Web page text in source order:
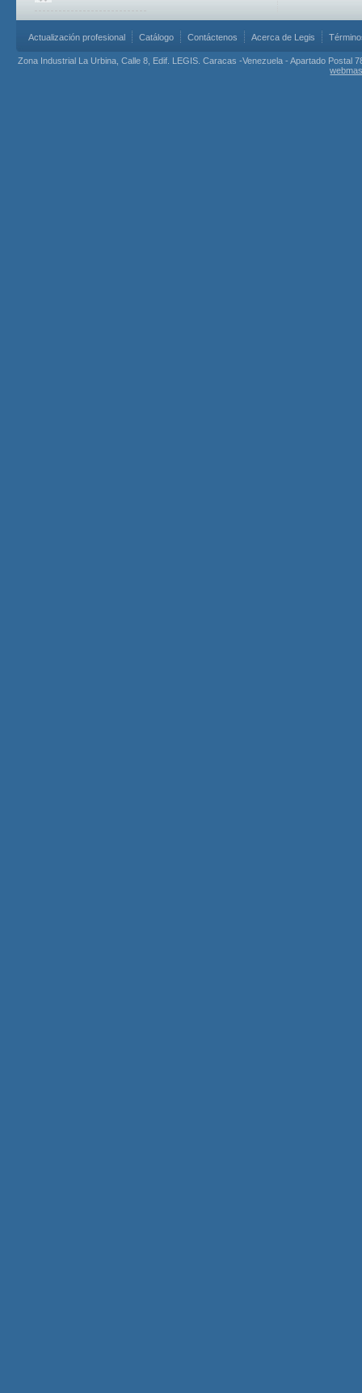
Actualización profesional Catálogo Contáctenos Acerca de Legis
Zona Industrial La Urbina, Calle 8, Edif. LEGIS. Caracas -Venezuela - Apartado